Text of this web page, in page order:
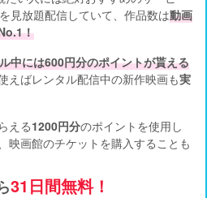
見放題配信していて、作品数は動画
！
中には600円分のポイントが貰える
えばレンタル配信中の新作映画も実
える1200円分のポイントを使用し
映画館のチケットを購入することも
31日間無料！